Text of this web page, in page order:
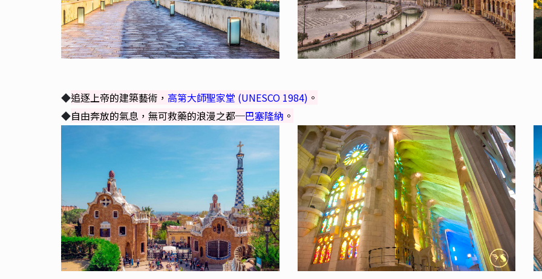
◆追逐上帝的建築藝術， 高第大師聖家堂 (UNESCO 1984) 。
◆自由奔放的氣息，無可救藥的浪漫之都─巴塞隆納 。